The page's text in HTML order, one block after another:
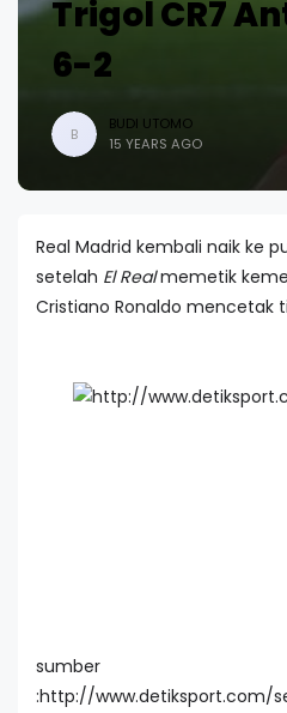
Trigol CR7
6-2
B
BUDI UTOMO
15 YEARS AGO
Real Madrid kembali naik ke
setelah El Realmemetik
Cristiano Ronaldo mencetak
sumber
:http://www.detiksport.com/